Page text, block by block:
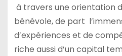
à travers une orientation
bénévole, de part
d’expériences et de
riche aussi d’un capital